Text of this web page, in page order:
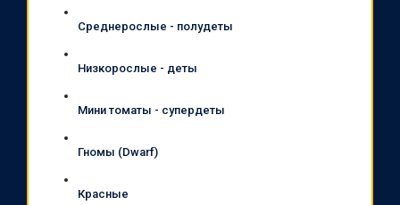
Среднерослые - полудеты
Низкорослые - деты
Мини томаты - супердеты
Гномы (Dwarf)
Красные